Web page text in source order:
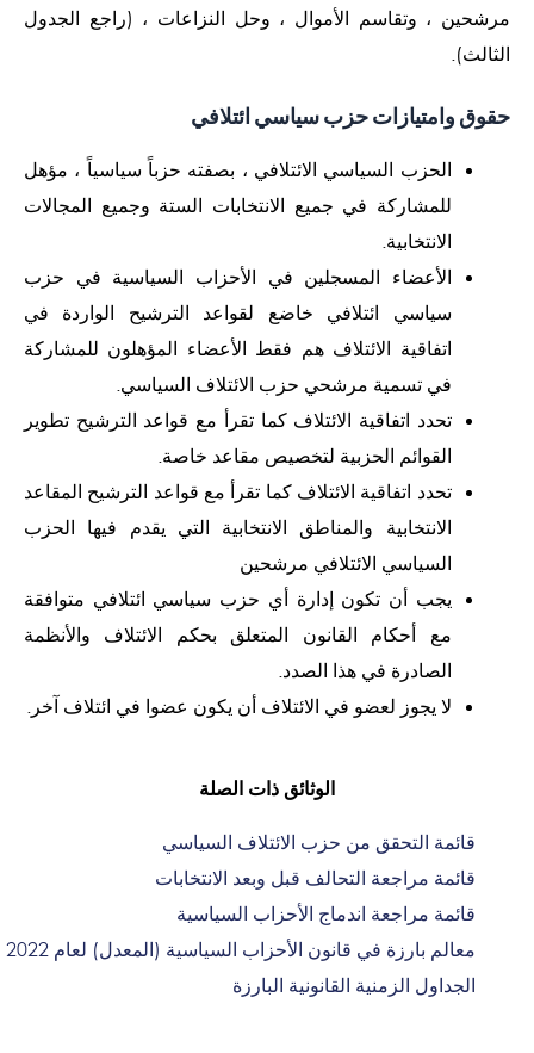
مرشحين ، وتقاسم الأموال ، وحل النزاعات ، (راجع الجدول
الثالث).
حقوق وامتيازات حزب سياسي ائتلافي
الحزب السياسي الائتلافي ، بصفته حزباً سياسياً ، مؤهل
للمشاركة في جميع الانتخابات الستة وجميع المجالات
الانتخابية.
الأعضاء المسجلين في الأحزاب السياسية في حزب
سياسي ائتلافي خاضع لقواعد الترشيح الواردة في
اتفاقية الائتلاف هم فقط الأعضاء المؤهلون للمشاركة
في تسمية مرشحي حزب الائتلاف السياسي.
تحدد اتفاقية الائتلاف كما تقرأ مع قواعد الترشيح تطوير
القوائم الحزبية لتخصيص مقاعد خاصة.
تحدد اتفاقية الائتلاف كما تقرأ مع قواعد الترشيح المقاعد
الانتخابية والمناطق الانتخابية التي يقدم فيها الحزب
السياسي الائتلافي مرشحين
يجب أن تكون إدارة أي حزب سياسي ائتلافي متوافقة
مع أحكام القانون المتعلق بحكم الائتلاف والأنظمة
الصادرة في هذا الصدد.
لا يجوز لعضو في الائتلاف أن يكون عضوا في ائتلاف آخر.
الوثائق ذات الصلة
قائمة التحقق من حزب الائتلاف السياسي
قائمة مراجعة التحالف قبل وبعد الانتخابات
قائمة مراجعة اندماج الأحزاب السياسية
معالم بارزة في قانون الأحزاب السياسية (المعدل) لعام 2022
الجداول الزمنية القانونية البارزة